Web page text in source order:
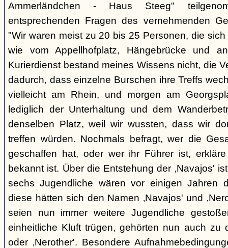
Ammerländchen - Haus Steeg"
entsprechenden Fragen des vernehmenden
"Wir waren meist zu 20 bis 25 Personen, die
wie vom Appellhofplatz, Hängebrücke und
Kurierdienst bestand meines Wissens nicht, die
dadurch, dass einzelne Burschen ihre Treffs
vielleicht am Rhein, und morgen am
lediglich der Unterhaltung und dem
denselben Platz, weil wir wussten, dass wir
treffen würden. Nochmals befragt, wer die
geschaffen hat, oder wer ihr Führer ist,
bekannt ist. Über die Entstehung der ‚Navajos'
sechs Jugendliche wären vor einigen Jahren
diese hätten sich den Namen ‚Navajos' und
seien nun immer weitere Jugendliche
einheitliche Kluft trügen, gehörten nun auch zu
oder ‚Nerother'. Besondere